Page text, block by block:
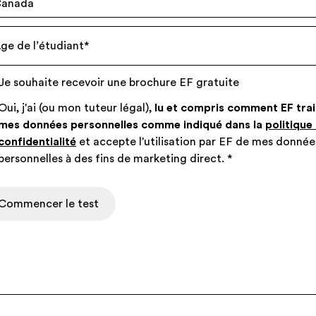
de l’étudiant*
souhaite recevoir une brochure EF gratuite
j'ai (ou mon tuteur légal), lu et compris comment EF
données personnelles comme indiqué dans la politique
et accepte l'utilisation par EF de mes
à des fins de marketing direct. *
le test